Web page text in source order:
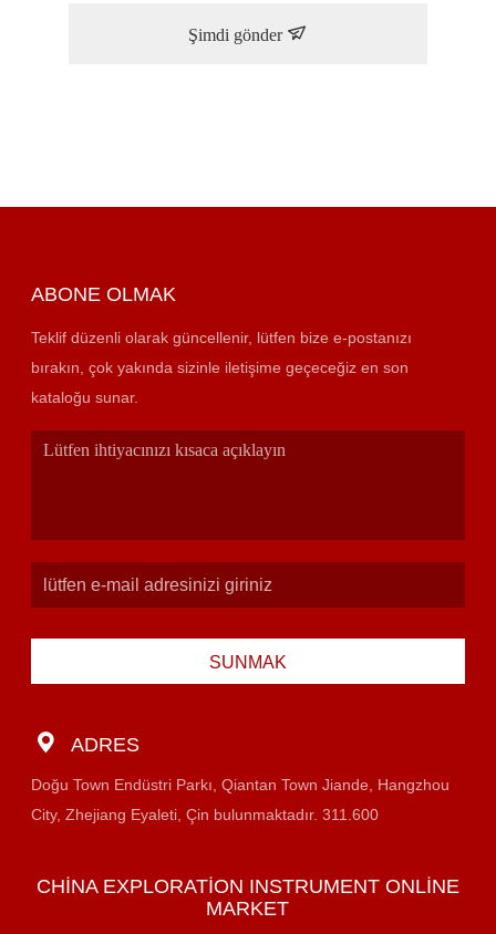
Şimdi gönder
ABONE OLMAK
Teklif düzenli olarak güncellenir, lütfen bize e-postanızı
bırakın, çok yakında sizinle iletişime geçeceğiz en son
kataloğu sunar.
SUNMAK
ADRES
Doğu Town Endüstri Parkı, Qiantan Town Jiande, Hangzhou
City, Zhejiang Eyaleti, Çin bulunmaktadır. 311.600
CHINA EXPLORATION INSTRUMENT ONLINE
MARKET